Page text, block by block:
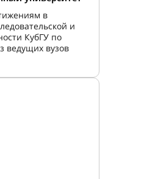
в
и
КубГУ по
ведущих вузов